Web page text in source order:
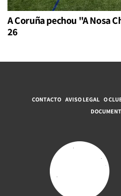
A Coruña pechou "A Nosa
26
CONTACTO AVISO LEGAL O